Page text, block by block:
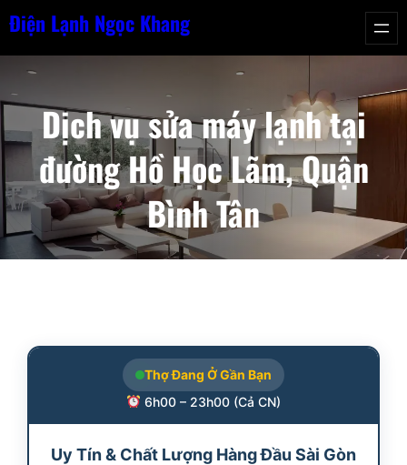
Chuyển
nội
Điện Lạnh Ngọc Khang
Dịch vụ sửa máy lạnh tại
đường Hồ Học Lãm, Quận
Bình Tân
Thợ Đang Ở Gần Bạn
6h00 – 23h00 (Cả CN)
Uy Tín & Chất Lượng Hàng Đầu Sài Gòn